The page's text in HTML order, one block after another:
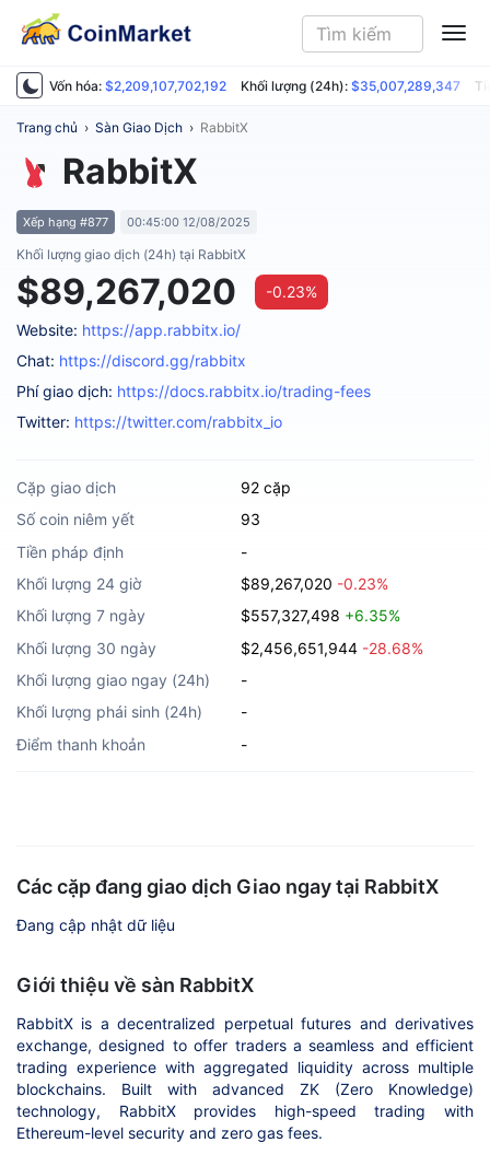
Vốn hóa: $2,209,107,702,192 Khối lượng (24h): $35,007,289,347
Trang chủ › Sàn Giao Dịch › RabbitX
RabbitX
Xếp hạng #877 00:45:00 12/08/2025
Khối lượng giao dịch (24h) tại RabbitX
$89,267,020 -0.23%
Website: https://app.rabbitx.io/
Chat: https://discord.gg/rabbitx
Phí giao dịch: https://docs.rabbitx.io/trading-fees
Twitter: https://twitter.com/rabbitx_io
Cặp giao dịch
92 cặp
Số coin niêm yết
93
Tiền pháp định
-
Khối lượng 24 giờ
$89,267,020 -0.23%
Khối lượng 7 ngày
$557,327,498 +6.35%
Khối lượng 30 ngày
$2,456,651,944 -28.68%
Khối lượng giao ngay (24h)
-
Khối lượng phái sinh (24h)
-
Điểm thanh khoản
-
Các cặp đang giao dịch Giao ngay tại RabbitX
Đang cập nhật dữ liệu
Giới thiệu về sàn RabbitX
RabbitX is a decentralized perpetual futures and derivatives
exchange, designed to offer traders a seamless and efficient
trading experience with aggregated liquidity across multiple
blockchains. Built with advanced ZK (Zero Knowledge)
technology, RabbitX provides high-speed trading with
Ethereum-level security and zero gas fees.